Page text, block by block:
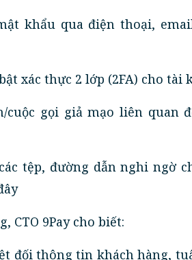
khẩu qua điện thoại,
xác thực 2 lớp (2FA) cho tài
gọi giả mạo liên quan
tệp, đường dẫn nghi ngờ
CTO 9Pay cho biết:
đối thông tin khách hàng,